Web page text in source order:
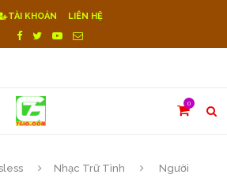
TÀI KHOẢN LIÊN HỆ
0
Nhạc Trữ Tình
Người